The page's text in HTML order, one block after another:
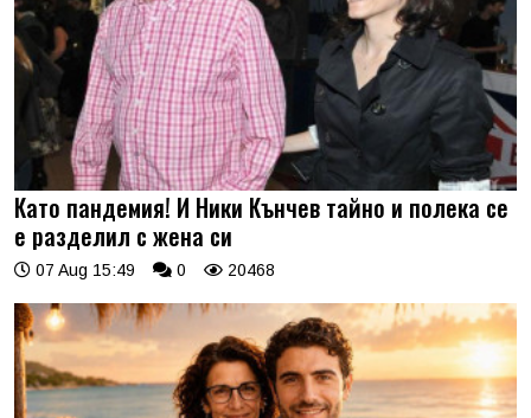
Като пандемия! И Ники Кънчев тайно и полека се
е разделил с жена си
07 Aug 15:49 0 20468